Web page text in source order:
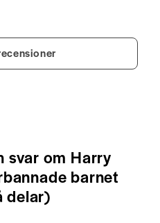
svar om Harry
barnet
delar)